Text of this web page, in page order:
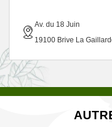
Av. du 18 Juin
19100 Brive La